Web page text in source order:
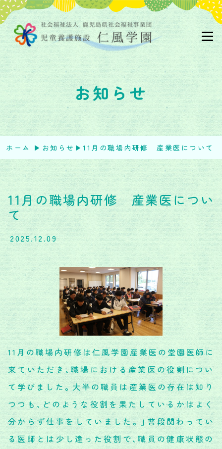
お知らせ
ホーム ▶︎ お知らせ ▶︎ 11月の職場内研修 産業医について
11月の職場内研修 産業医につい
て
2025.12.09
11月の職場内研修は仁風学園産業医の堂園医師に
来ていただき、職場における産業医の役割につい
て学びました。大半の職員は産業医の存在は知り
つつも、どのような役割を果たしているかはよく
分からず仕事をしていました。」普段関わってい
る医師とは少し違った役割で、職員の健康状態の